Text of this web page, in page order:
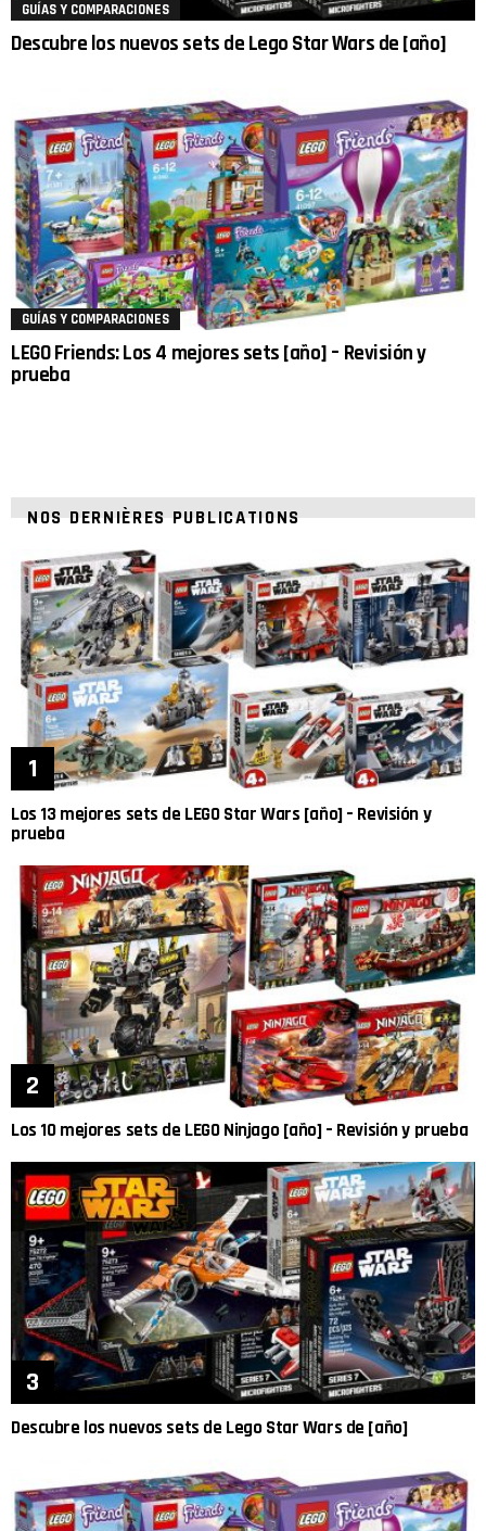
GUÍAS Y COMPARACIONES
Descubre los nuevos sets de Lego Star Wars de [año]
GUÍAS Y COMPARACIONES
LEGO Friends: Los 4 mejores sets [año] – Revisión y
prueba
NOS DERNIÈRES PUBLICATIONS
Los 13 mejores sets de LEGO Star Wars [año] – Revisión y
prueba
Los 10 mejores sets de LEGO Ninjago [año] – Revisión y prueba
Descubre los nuevos sets de Lego Star Wars de [año]